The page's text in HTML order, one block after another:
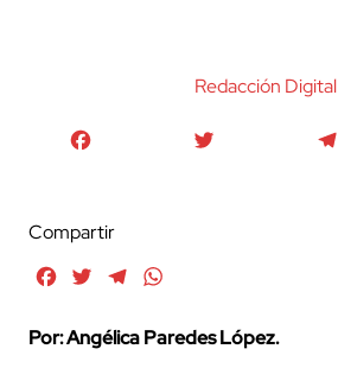
Redacción Digital
Compartir
FacebookTwitterTelegram
Por: Angélica Paredes López.